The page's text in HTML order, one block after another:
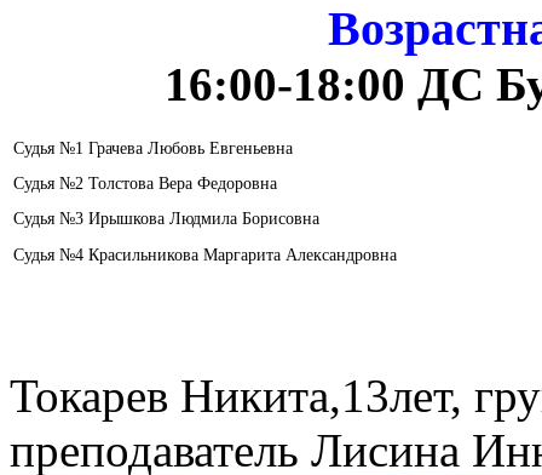
16:00-18:00 ДC
Судья №1 Грачева Любовь Евгеньевна
Судья №2 Толстова Вера Федоровна
Судья №3 Ирышкова Людмила Борисовна
Судья №4 Красильникова Маргарита Александровна
Токарев Никита,13лет,
преподаватель Лисина